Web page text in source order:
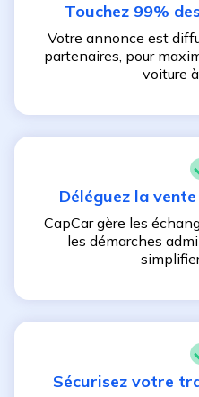
Touchez 99%
Votre annonce est
partenaires, pour
voiture à
Déléguez la
CapCar gère les
les démarches
Sécurisez votre